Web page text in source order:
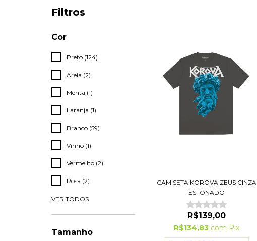
Filtros
Cor
Preto (124)
Areia (2)
Menta (1)
Laranja (1)
Branco (59)
Vinho (1)
Vermelho (2)
Rosa (2)
VER TODOS
Tamanho
CAMISETA KOROVA ZEUS CINZA
ESTONADO
R$139,00
R$134,83 com Pix